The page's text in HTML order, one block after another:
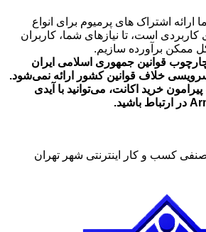
تا
تومان549,000
اشتراک های پرمیوم برای انواع
است، تا نیازهای شما، کاربران
ممکن برآورده سازیم.
قوانین جمهوری اسلامی ایران
خلاف قوانین کشور ارائه نمی‌شود.
خرید اکانت، می‌توانید با آیدی
کسب و کار اینترنتی شهر تهران